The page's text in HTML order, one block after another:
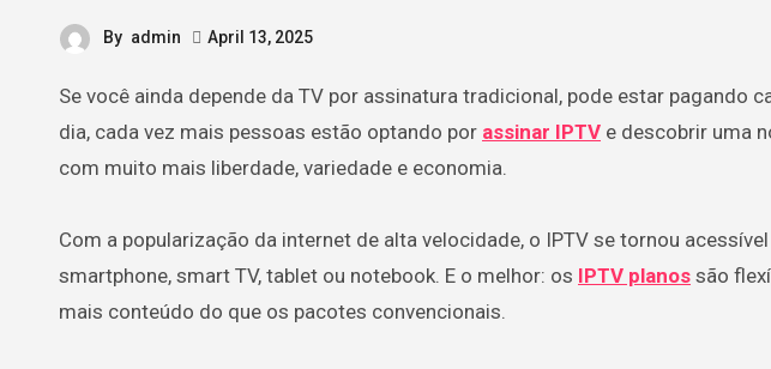
By admin April 13, 2025
Se você ainda depende da TV por assinatura tradicional, pode estar pagando caro por uma experiência limitada. Hoje em
dia, cada vez mais pessoas estão optando por assinar IPTV e descobrir uma
com muito mais liberdade, variedade e economia.
Com a popularização da internet de alta velocidade, o IPTV se tornou
smartphone, smart TV, tablet ou notebook. E o melhor: os IPTV planos são
mais conteúdo do que os pacotes convencionais.